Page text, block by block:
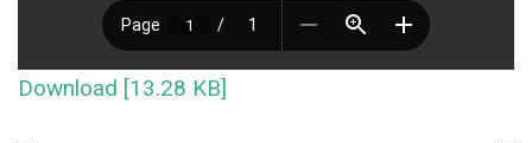
Download [13.28 KB]